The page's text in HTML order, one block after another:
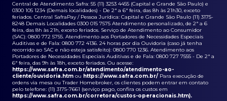
Central de Atendimento Safra: 55 (11) 3253 4455 (Capital e Grande São Paulo) e
0300 105 1234 (Demais localidades) - De 2ª a 6ª feira, das 8h às 21h30, exceto
feriados. Central SafraPay / Pessoa Jurídica: Capital e Grande São Paulo (11) 3175-
8248 Demais Localidades 0300 015 7575 Atendimento personalizado, de 2ª a 6
feira, das 8h às 21h, exceto feriados. Serviço de Atendimento ao Consumidor
(SAC): 0800 772 5755. Atendimento aos Portadores de Necessidades Especiais
Auditivas e de Fala: 0800 772 4136. 24 horas por dia Ouvidoria (caso já tenha
recorrido ao SAC e não esteja satisfeito): 0800 770 1236. Atendimento aos
Portadores de Necessidades Especiais Auditivas e de Fala: 0800 727 7555 - De 2ª a
6ª feira, das 9h às 18h, exceto feriados. Ou acesse:
https://www.safra.com.br/atendimento/atendimento-ao-
cliente/ouvidoria.htm ou https://www.safra.com.br/ Para execução de
ordens via mesa ou Trader Homebroker, os clientes podem entrar em contato
pelo telefone: (11) 3175-7661 (serviço pago, confira os custos em
https://www.safra.com.br/corretora/custos-operacionais.htm).